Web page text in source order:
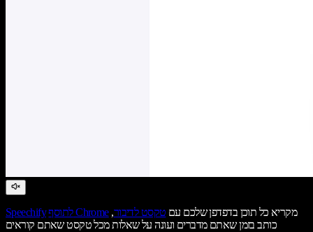
Speechify לתוסף Chrome מקריא כל תוכן בדפדפן שלכם עם טקסט לדיבור,
כותב בזמן שאתם מדברים ועונה על שאלות מכל טקסט שאתם קוראים